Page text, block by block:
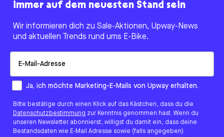
immer auf dem neuesten Stand sein
Wir informieren dich zu Sale-Aktionen, Upway-News
und aktuellen Trends rund ums E-Bike.
How would you like to hear from us?
Ja, ich möchte Marketing-E-Mails von Upway erhalten.
Bitte bestätige durch einen Klick auf das Kästchen, dass du die
Datenschutzbestimmung zur Kenntnis genommen hast. Wenn du
unseren Newsletter abonnierst, willigst du damit ein, dass deine
Bestandsdaten wie E-Mail Adresse sowie (falls angegeben)